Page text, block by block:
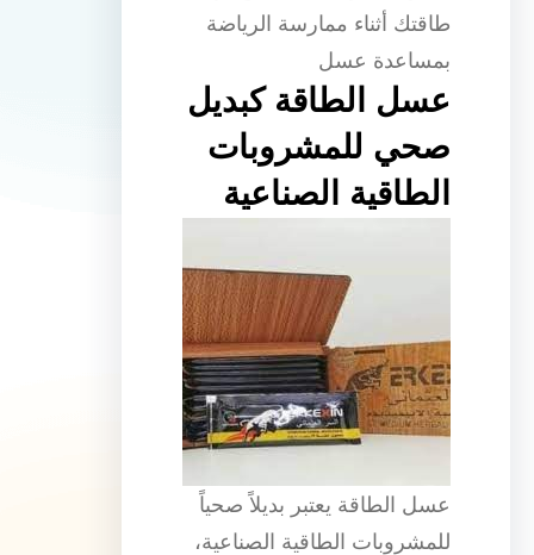
طاقتك أثناء ممارسة الرياضة
بمساعدة عسل
عسل الطاقة كبديل
صحي للمشروبات
الطاقية الصناعية
عسل الطاقة يعتبر بديلاً صحياً
للمشروبات الطاقية الصناعية،